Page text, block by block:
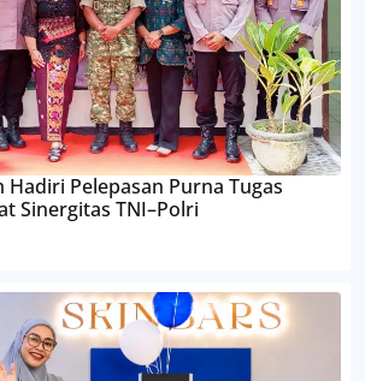
Hadiri Pelepasan Purna Tugas
Sinergitas TNI–Polri